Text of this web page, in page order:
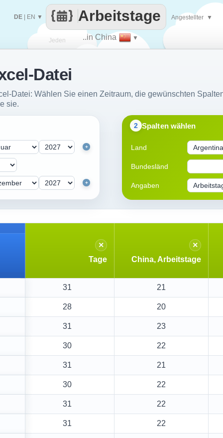
Jeden ..in China ▼
Arbeitstage
DE EN ▼ Angestellter ▼
Datei
Datei: Wählen Sie einen Zeitraum, die gewünschten
sie.
2 Spalten wählen
Land
Bundesländ
Angaben
+
+
×
Tage
×
China, Arbeitstage
31 21
28 20
31 23
30 22
31 21
30 22
31 22
31 22